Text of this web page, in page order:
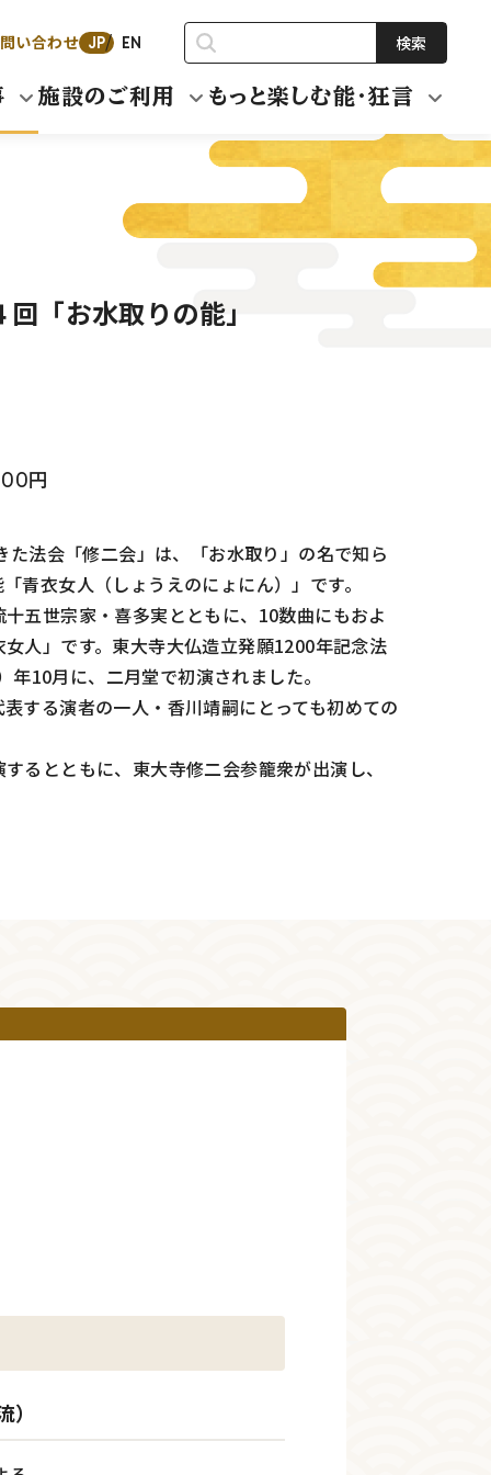
い合わせ JP EN 検索
施設のご利用 もっと楽しむ能・狂言
「お水取りの能」
円
法会「修二会」は、「お水取り」の名で知ら
青衣女人（しょうえのにょにん）」です。
五世宗家・喜多実とともに、10数曲にもおよ
人」です。東大寺大仏造立発願1200年記念法
10月に、二月堂で初演されました。
する演者の一人・香川靖嗣にとっても初めての
るとともに、東大寺修二会参籠衆が出演し、